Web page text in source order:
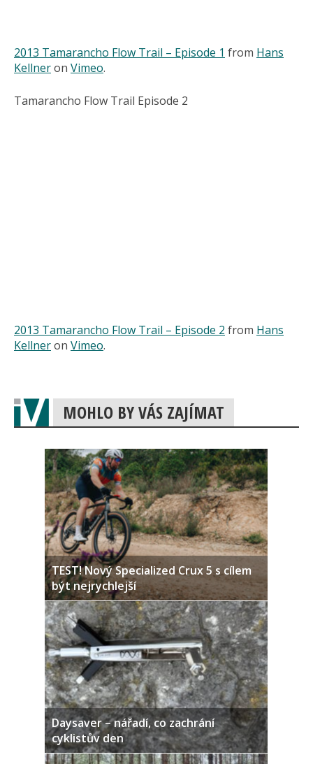
2013 Tamarancho Flow Trail – Episode 1 from Hans
Kellneron Vimeo.
Tamarancho Flow Trail Episode 2
2013 Tamarancho Flow Trail – Episode 2 from Hans
Kellneron Vimeo.
MOHLO BY VÁS ZAJÍMAT
TEST! Nový Specialized Crux 5 s cílem
být nejrychlejší
Daysaver – nářadí, co zachrání
cyklistův den